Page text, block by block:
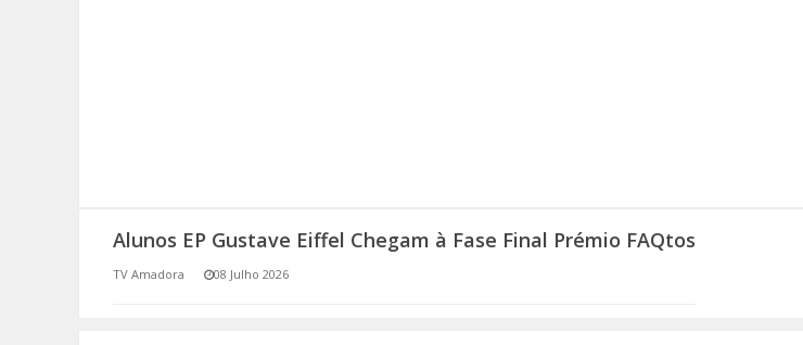
(RE) PENSAMENTOS
Alunos EP Gustave Eiffel Chegam à Fase Final Prémio FAQtos
TV Amadora 08 Julho 2026